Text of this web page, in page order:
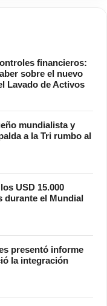
financieros:
sobre el nuevo
Lavado de Activos
mundialista y
a la Tri rumbo al
USD 15.000
durante el Mundial
presentó informe
la integración